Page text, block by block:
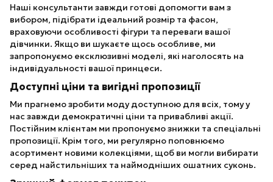
Наші консультанти завжди готові допомогти вам з
вибором, підібрати ідеальний розмір та фасон,
враховуючи особливості фігури та переваги вашої
дівчинки. Якщо ви шукаєте щось особливе, ми
запропонуємо ексклюзивні моделі, які наголосять на
індивідуальності вашої принцеси.
Доступні ціни та вигідні пропозиції
Ми прагнемо зробити моду доступною для всіх, тому у
нас завжди демократичні ціни та привабливі акції.
Постійним клієнтам ми пропонуємо знижки та спеціальні
пропозиції. Крім того, ми регулярно поповнюємо
асортимент новими колекціями, щоб ви могли вибирати
серед найстильніших та наймодніших ошатних суконь.